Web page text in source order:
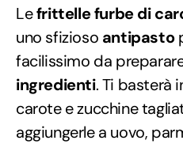
Lefrittelle furbe di
uno sfizioso antipasto
facilissimo da
ingredienti. Ti basterà
carote e zucchine
aggiungerle a uovo,